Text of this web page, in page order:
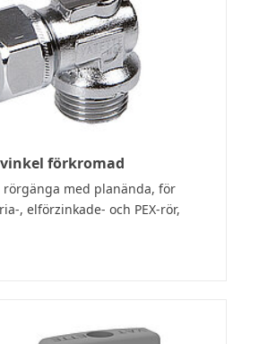
vinkel förkromad
rörgänga med planända, för
, elförzinkade- och PEX-rör,